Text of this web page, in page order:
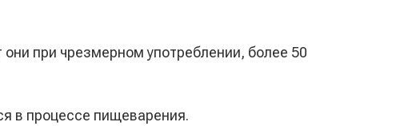
при чрезмерном употреблении, более 50
в процессе пищеварения.